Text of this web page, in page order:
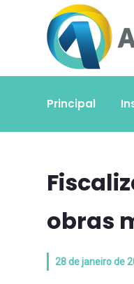
Principal
obras
28 de janeiro de